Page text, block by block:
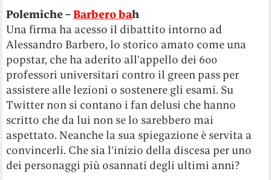
Polemiche –Barbero bah
Una firma ha acesso il dibattito intorno ad
Alessandro Barbero, lo storico amato come una
popstar, che ha aderito all’appello dei 600
professori universitari contro il green pass per
assistere alle lezioni o sostenere gli esami. Su
Twitter non si contano i fan delusi che hanno
scritto che da lui non se lo sarebbero mai
aspettato. Neanche la sua spiegazione è servita a
convincerli. Che sia l’inizio della discesa per uno
dei personaggi più osannati degli ultimi anni?